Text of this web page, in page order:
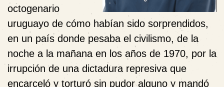
octogenario
uruguayo de cómo habían sido sorprendidos,
en un país donde pesaba el civilismo, de la
noche a la mañana en los años de 1970, por la
irrupción de una dictadura represiva que
encarceló y torturó sin pudor alguno y mandó